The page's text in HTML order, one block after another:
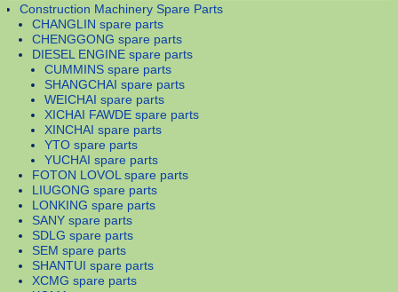
Construction Machinery Spare Parts
CHANGLIN spare parts
CHENGGONG spare parts
DIESEL ENGINE spare parts
CUMMINS spare parts
SHANGCHAI spare parts
WEICHAI spare parts
XICHAI FAWDE spare parts
XINCHAI spare parts
YTO spare parts
YUCHAI spare parts
FOTON LOVOL spare parts
LIUGONG spare parts
LONKING spare parts
SANY spare parts
SDLG spare parts
SEM spare parts
SHANTUI spare parts
XCMG spare parts